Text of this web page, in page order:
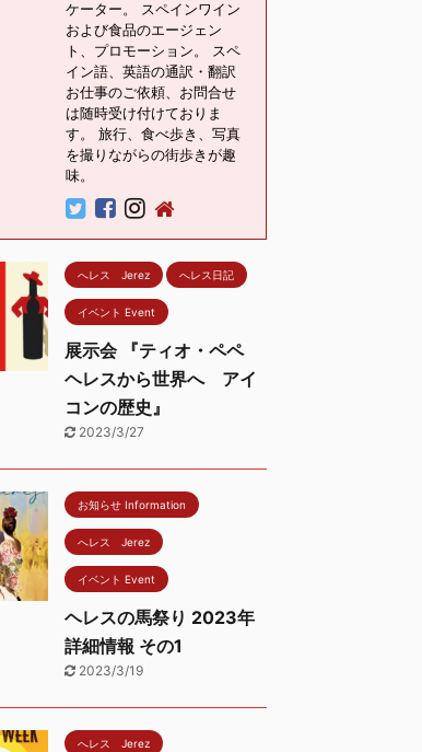
ケーター。 スペインワイン
および食品のエージェン
ト、プロモーション。 スペ
イン語、英語の通訳・翻訳
お仕事のご依頼、お問合せ
は随時受け付けておりま
す。 旅行、食べ歩き、写真
を撮りながらの街歩きが趣
味。
へレス Jerez へレス日記
イベント Event
展示会 『ティオ・ペペ
ヘレスから世界へ アイ
コンの歴史』
2023/3/27
お知らせ Information
へレス Jerez
イベント Event
ヘレスの馬祭り 2023年
詳細情報 その1
2023/3/19
へレス Jerez